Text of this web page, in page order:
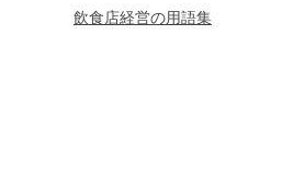
飲食店経営の用語集